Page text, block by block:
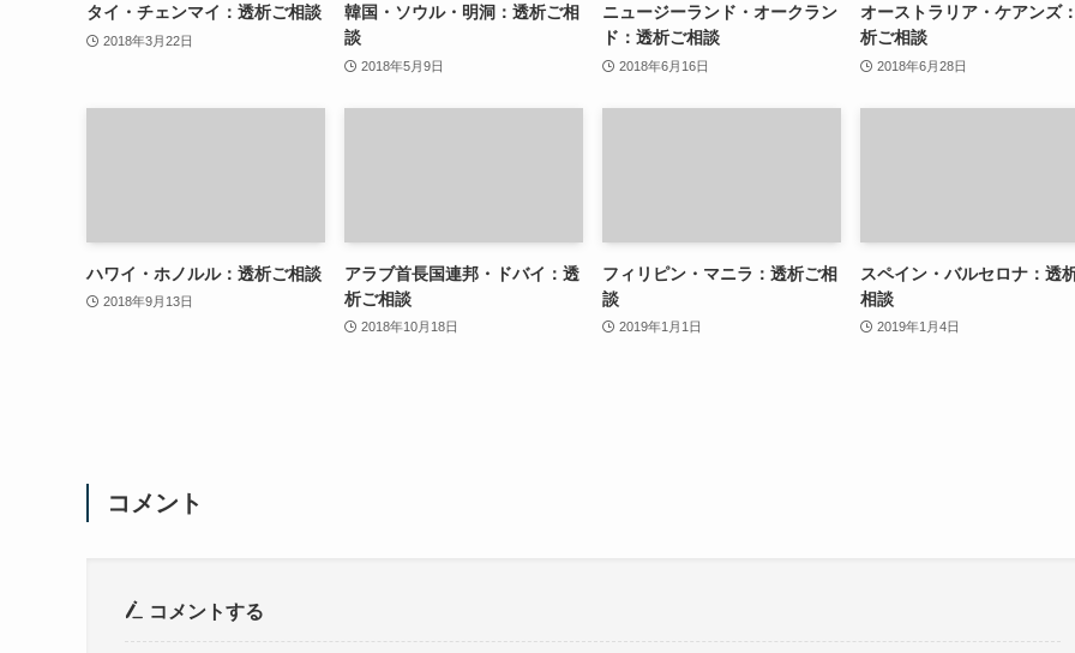
タイ・チェンマイ：透析ご相談
2018年3月22日
韓国・ソウル・明洞：透析ご相
談
2018年5月9日
ニュージーランド・オークラン
ド：透析ご相談
2018年6月16日
オーストラリア・ケアンズ
析ご相談
2018年6月28日
ハワイ・ホノルル：透析ご相談
2018年9月13日
アラブ首長国連邦・ドバイ：透
析ご相談
2018年10月18日
フィリピン・マニラ：透析ご相
談
2019年1月1日
スペイン・バルセロナ：透
相談
2019年1月4日
コメント
コメントする